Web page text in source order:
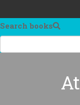
Search books